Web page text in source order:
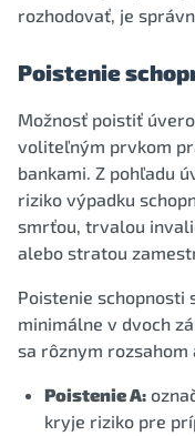
rozhodovať, je
Poistenie
Možnosť poistiť
voliteľným prvkom
bankami. Z pohľadu
riziko výpadku
smrťou, trvalou
alebo stratou
Poistenie schopnosti
minimálne v dvoch
sa rôznym rozsahom
Poistenie A:
kryje riziko pre